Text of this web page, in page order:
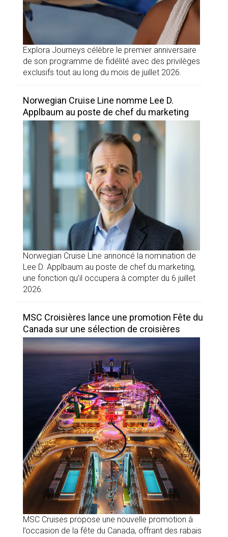
Explora Journeys célèbre le premier anniversaire
de son programme de fidélité avec des privilèges
exclusifs tout au long du mois de juillet 2026.
Norwegian Cruise Line nomme Lee D.
Applbaum au poste de chef du marketing
Norwegian Cruise Line annoncé la nomination de
Lee D. Applbaum au poste de chef du marketing,
une fonction qu’il occupera à compter du 6 juillet
2026.
MSC Croisières lance une promotion Fête du
Canada sur une sélection de croisières
MSC Cruises propose une nouvelle promotion à
l’occasion de la fête du Canada, offrant des rabais